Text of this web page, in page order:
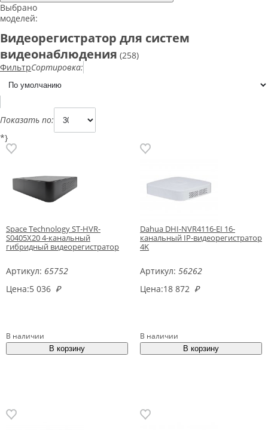
Выбрано
моделей:
Видеорегистратор для систем
видеонаблюдения (258)
ФильтрСортировка:
Показать по:
*}
Space Technology ST-HVR-
S0405X20 4-канальный
гибридный видеорегистратор
Артикул: 65752
Цена:5 036 ₽
В наличии
Dahua DHI-NVR4116-EI 16-
канальный IP-видеорегистратор
4K
Артикул: 56262
Цена:18 872 ₽
В наличии